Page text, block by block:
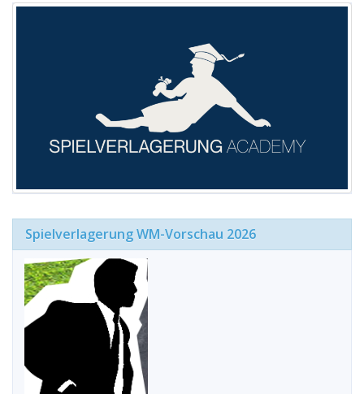
Spielverlagerung WM-Vorschau 2026